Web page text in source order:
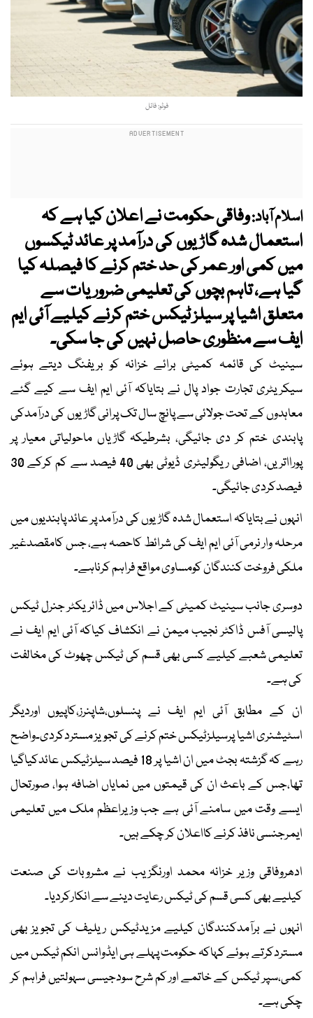
فوٹو: فائل
اسلام آباد:وفاقی حکومت نے اعلان کیا ہے کہ
استعمال شدہ گاڑیوں کی درآمد پر عائد ٹیکسوں
میں کمی اور عمر کی حد ختم کرنے کا فیصلہ کیا
گیا ہے، تاہم بچوں کی تعلیمی ضروریات سے
متعلق اشیا پر سیلز ٹیکس ختم کرنے کیلیے آئی ایم
ایف سے منظوری حاصل نہیں کی جا سکی۔
سینیٹ کی قائمہ کمیٹی برائے خزانہ کو بریفنگ دیتے ہوئے
سیکریٹری تجارت جواد پال نے بتایاکہ آئی ایم ایف سے کیے گئے
معاہدوں کے تحت جولائی سے پانچ سال تک پرانی گاڑیوں کی درآمدکی
پابندی ختم کر دی جائیگی، بشرطیکہ گاڑیاں ماحولیاتی معیار پر
پورااتریں، اضافی ریگولیٹری ڈیوٹی بھی 40 فیصد سے کم کرکے 30
فیصدکردی جائیگی۔
انہوں نے بتایاکہ استعمال شدہ گاڑیوں کی درآمد پر عائد پابندیوں میں
مرحلہ وار نرمی آئی ایم ایف کی شرائط کاحصہ ہے، جس کامقصدغیر
ملکی فروخت کنندگان کومساوی مواقع فراہم کرناہے۔
دوسری جانب سینیٹ کمیٹی کے اجلاس میں ڈائریکٹر جنرل ٹیکس
پالیسی آفس ڈاکٹر نجیب میمن نے انکشاف کیاکہ آئی ایم ایف نے
تعلیمی شعبے کیلیے کسی بھی قسم کی ٹیکس چھوٹ کی مخالفت
کی ہے۔
ان کے مطابق آئی ایم ایف نے پنسلوں،شاپنرز،کاپیوں اوردیگر
اسٹیشنری اشیا پرسیلزٹیکس ختم کرنے کی تجویز مستردکردی۔واضح
رہے کہ گزشتہ بجٹ میں ان اشیا پر 18 فیصد سیلزٹیکس عائدکیاگیا
تھا،جس کے باعث ان کی قیمتوں میں نمایاں اضافہ ہوا، صورتحال
ایسے وقت میں سامنے آئی ہے جب وزیراعظم ملک میں تعلیمی
ایمرجنسی نافذ کرنے کااعلان کر چکے ہیں۔
ادھروفاقی وزیر خزانہ محمد اورنگزیب نے مشروبات کی صنعت
کیلیے بھی کسی قسم کی ٹیکس رعایت دینے سے انکارکردیا۔
انہوں نے برآمدکنندگان کیلیے مزیدٹیکس ریلیف کی تجویز بھی
مستردکرتے ہوئے کہاکہ حکومت پہلے ہی ایڈوانس انکم ٹیکس میں
کمی،سپر ٹیکس کے خاتمے اور کم شرح سودجیسی سہولتیں فراہم کر
چکی ہے۔